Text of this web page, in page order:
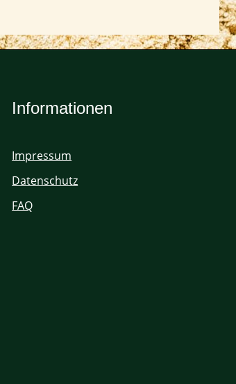
Informationen
Impressum
Datenschutz
FAQ